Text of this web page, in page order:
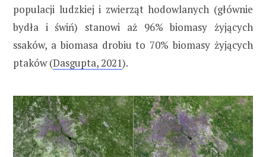
populacji ludzkiej i zwierząt hodowlanych (głównie
bydła i świń) stanowi aż 96% biomasy żyjących
ssaków, a biomasa drobiu to 70% biomasy żyjących
ptaków (Dasgupta, 2021).